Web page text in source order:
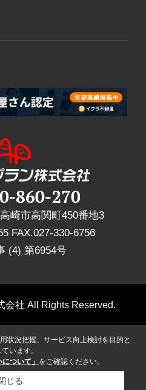
崎市高関町450番地3
FAX.027-330-6756
(4) 第6954号
会社 All Rights Reserved.
状況把握、サービス向上検討を目的と
います。
ついて」 をご確認ください。
じる